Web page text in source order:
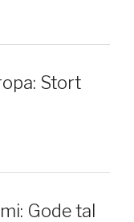
Stort
Gode tal